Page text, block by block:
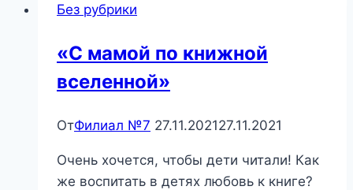
Без рубрики
«С мамой по книжной
вселенной»
ОтФилиал №7 27.11.202127.11.2021
Очень хочется, чтобы дети читали! Как
же воспитать в детях любовь к книге?